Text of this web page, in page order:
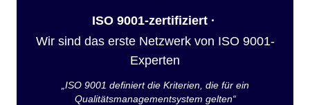
ISO 9001-zertifiziert ·
Wir sind das erste Netzwerk von ISO 9001-
Experten
„ISO 9001 definiert die Kriterien, die für ein
Qualitätsmanagementsystem gelten“